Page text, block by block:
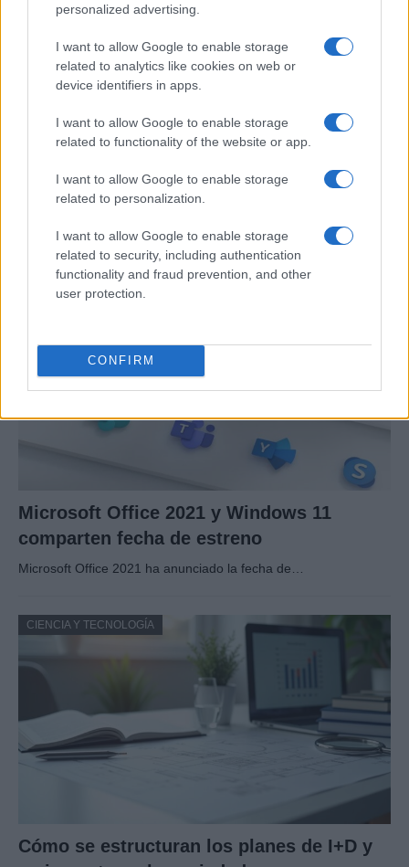
personalized advertising.
I want to allow Google to enable storage
related to analytics like cookies on web or
device identifiers in apps.
I want to allow Google to enable storage
related to functionality of the website or app.
I want to allow Google to enable storage
related to personalization.
I want to allow Google to enable storage
related to security, including authentication
functionality and fraud prevention, and other
user protection.
CONFIRM
Preview: Marvel Super Hero Squad, más
superhéroes para Nintendo Wii
Los fans de Nintendo Wii y los superhéroes…
CIENCIA Y TECNOLOGÍA
Microsoft Office 2021 y Windows 11
comparten fecha de estreno
Microsoft Office 2021 ha anunciado la fecha de…
CIENCIA Y TECNOLOGÍA
Cómo se estructuran los planes de I+D y